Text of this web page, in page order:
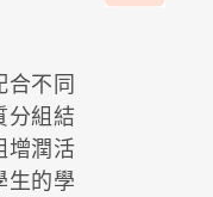
合不同
分組結
增潤活
生的學